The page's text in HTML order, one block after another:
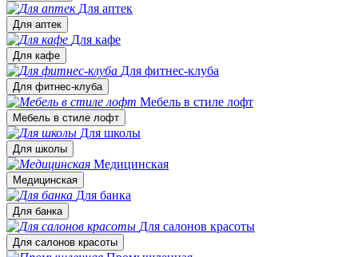
Для аптек
Для аптек
Для кафе
Для кафе
Для фитнес-клуба
Для фитнес-клуба
Мебель в стиле лофт
Мебель в стиле лофт
Для школы
Для школы
Медицинская
Медицинская
Для банка
Для банка
Для салонов красоты
Для салонов красоты